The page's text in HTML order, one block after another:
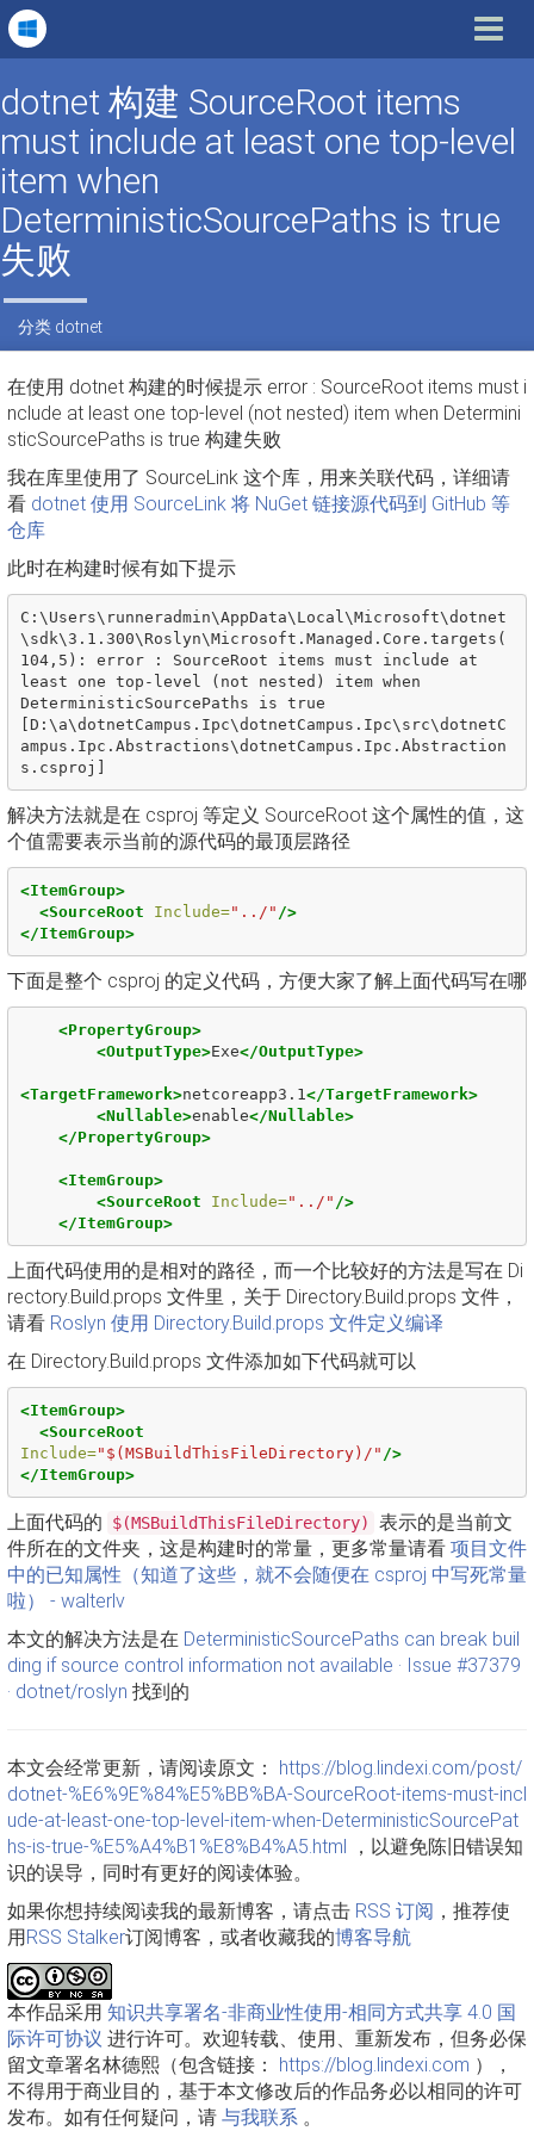
Toggle
dotnet 构建 SourceRoot items
must include at least one top-level
item when
DeterministicSourcePaths is true
失败
分类 dotnet
在使用 dotnet 构建的时候提示 error : SourceRoot items must i
nclude at least one top-level (not nested) item when Determini
sticSourcePaths is true 构建失败
我在库里使用了 SourceLink 这个库，用来关联代码，详细请
看 dotnet 使用 SourceLink 将 NuGet 链接源代码到 GitHub 等
仓库
此时在构建时候有如下提示
C:\Users\runneradmin\AppData\Local\Microsoft\dotnet
\sdk\3.1.300\Roslyn\Microsoft.Managed.Core.targets(
104,5): error : SourceRoot items must include at
least one top-level (not nested) item when
DeterministicSourcePaths is true
[D:\a\dotnetCampus.Ipc\dotnetCampus.Ipc\src\dotnetC
ampus.Ipc.Abstractions\dotnetCampus.Ipc.Abstraction
解决方法就是在 csproj 等定义 SourceRoot 这个属性的值，这
个值需要表示当前的源代码的最顶层路径
<ItemGroup>
<SourceRoot
Include="../" />
</ItemGroup>
下面是整个 csproj 的定义代码，方便大家了解上面代码写在哪
<PropertyGroup>
<OutputType>Exe</OutputType>
<TargetFramework>netcoreapp3.1 </TargetFramework>
<Nullable>enable</Nullable>
</PropertyGroup>
<ItemGroup>
<SourceRoot
Include="../" />
</ItemGroup>
上面代码使用的是相对的路径，而一个比较好的方法是写在 Di
rectory.Build.props 文件里，关于 Directory.Build.props 文件，
请看 Roslyn 使用 Directory.Build.props 文件定义编译
在 Directory.Build.props 文件添加如下代码就可以
<ItemGroup>
<SourceRoot
Include="$(MSBuildThisFileDirectory)/" />
</ItemGroup>
上面代码的 $(MSBuildThisFileDirectory)
表示的是当前文
件所在的文件夹，这是构建时的常量，更多常量请看 项目文件
中的已知属性（知道了这些，就不会随便在 csproj 中写死常量
啦） - walterlv
本文的解决方法是在 DeterministicSourcePaths can break buil
ding if source control information not available · Issue #37379
· dotnet/roslyn 找到的
本文会经常更新，请阅读原文： https://blog.lindexi.com/post/
dotnet-%E6%9E%84%E5%BB%BA-SourceRoot-items-must-incl
ude-at-least-one-top-level-item-when-DeterministicSourcePat
hs-is-true-%E5%A4%B1%E8%B4%A5.html ，以避免陈旧错误知
识的误导，同时有更好的阅读体验。
如果你想持续阅读我的最新博客，请点击 RSS 订阅 ，推荐使
用RSS Stalker订阅博客，或者收藏我的博客导航
本作品采用 知识共享署名-非商业性使用-相同方式共享 4.0 国
际许可协议 进行许可。欢迎转载、使用、重新发布，但务必保
留文章署名林德熙（包含链接： https://blog.lindexi.com ），
不得用于商业目的，基于本文修改后的作品务必以相同的许可
发布。如有任何疑问，请 与我联系 。